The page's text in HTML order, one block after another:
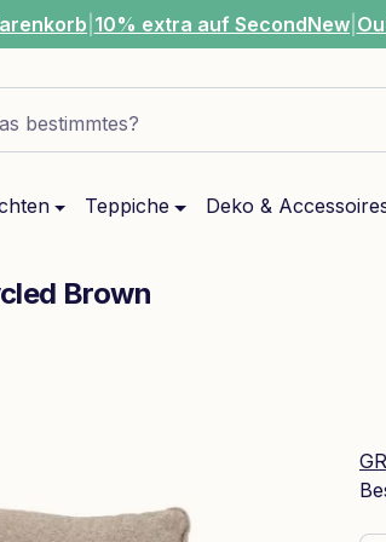
10% extra auf SecondNew
bestimmtes?
Teppiche Deko &
Brown